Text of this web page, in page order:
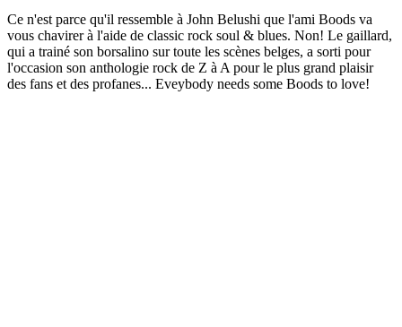
Ce n'est parce qu'il ressemble à John Belushi que l'ami Boods va
vous chavirer à l'aide de classic rock soul & blues. Non! Le gaillard,
qui a trainé son borsalino sur toute les scènes belges, a sorti pour
l'occasion son anthologie rock de Z à A pour le plus grand plaisir
des fans et des profanes... Eveybody needs some Boods to love!